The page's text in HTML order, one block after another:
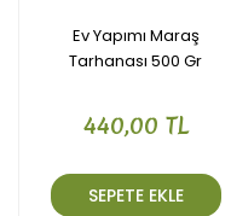
Ev Yapımı Maraş
Tarhanası 500 Gr
440,00 TL
SEPETE EKLE